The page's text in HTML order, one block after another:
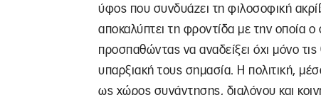
ύφος που συνδυάζει τη φιλοσοφική
αποκαλύπτει τη φροντίδα με την οποία ο
προσπαθώντας να αναδείξει όχι μόνο
υπαρξιακή τους σημασία. Η πολιτική,
ως χώρος συνάντησης, διαλόγου και